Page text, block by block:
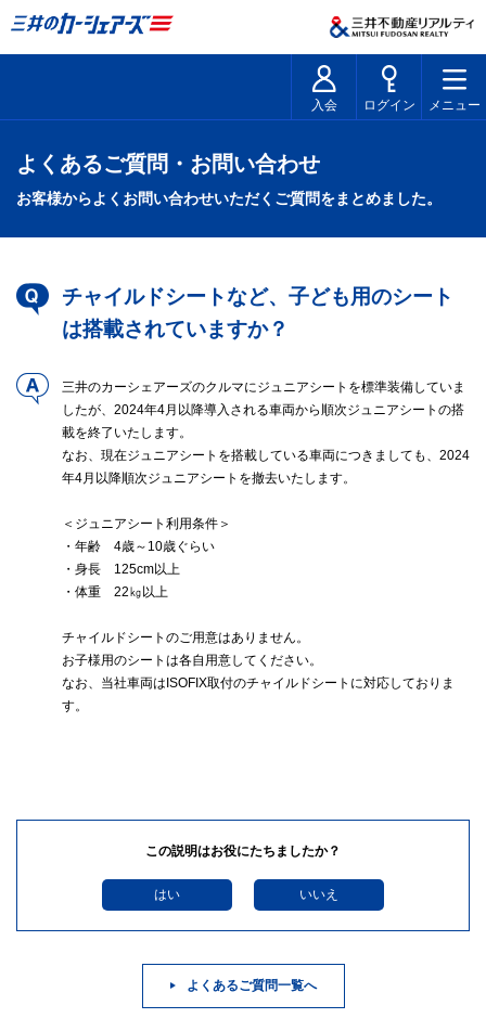
入会 ログイン メニュー
よくあるご質問・お問い合わせ
お客様からよくお問い合わせいただくご質問をまとめました。
チャイルドシートなど、子ども用のシート
は搭載されていますか？
三井のカーシェアーズのクルマにジュニアシートを標準装備していま
したが、2024年4月以降導入される車両から順次ジュニアシートの搭
載を終了いたします。
なお、現在ジュニアシートを搭載している車両につきましても、2024
年4月以降順次ジュニアシートを撤去いたします。
＜ジュニアシート利用条件＞
・年齢 4歳～10歳ぐらい
・身長 125cm以上
・体重 22㎏以上
チャイルドシートのご用意はありません。
お子様用のシートは各自用意してください。
なお、当社車両はISOFIX取付のチャイルドシートに対応しておりま
す。
この説明はお役にたちましたか？
はい いいえ
よくあるご質問一覧へ